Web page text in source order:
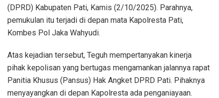
(DPRD) Kabupaten Pati, Kamis (2/10/2025). Parahnya,
pemukulan itu terjadi di depan mata Kapolresta Pati,
Kombes Pol Jaka Wahyudi.
Atas kejadian tersebut, Teguh mempertanyakan kinerja
pihak kepolisan yang bertugas mengamankan jalannya rapat
Panitia Khusus (Pansus) Hak Angket DPRD Pati. Pihaknya
menyayangkan di depan Kapolresta ada penganiayaan.